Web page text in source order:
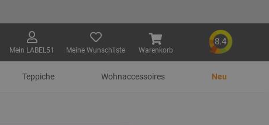
Mein LABEL51 Meine Wunschliste Warenkorb
8.4
Teppiche Wohnaccessoires Neu